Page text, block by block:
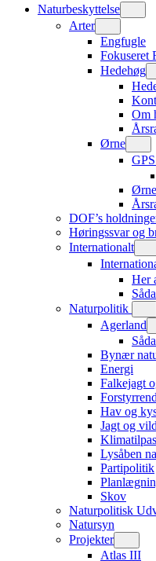
Naturbeskyttelse
Arter
Engfugle
Fokuseret
Hedehøg
Om
Ørne
DOF’s
Høringssvar og
Internationalt
Her
Naturpolitik
Agerland
Bynær
Energi
Falkejagt
Hav og
Jagt og
Lysåben
Partipolitik
Skov
Naturpolitisk
Natursyn
Projekter
Atlas III